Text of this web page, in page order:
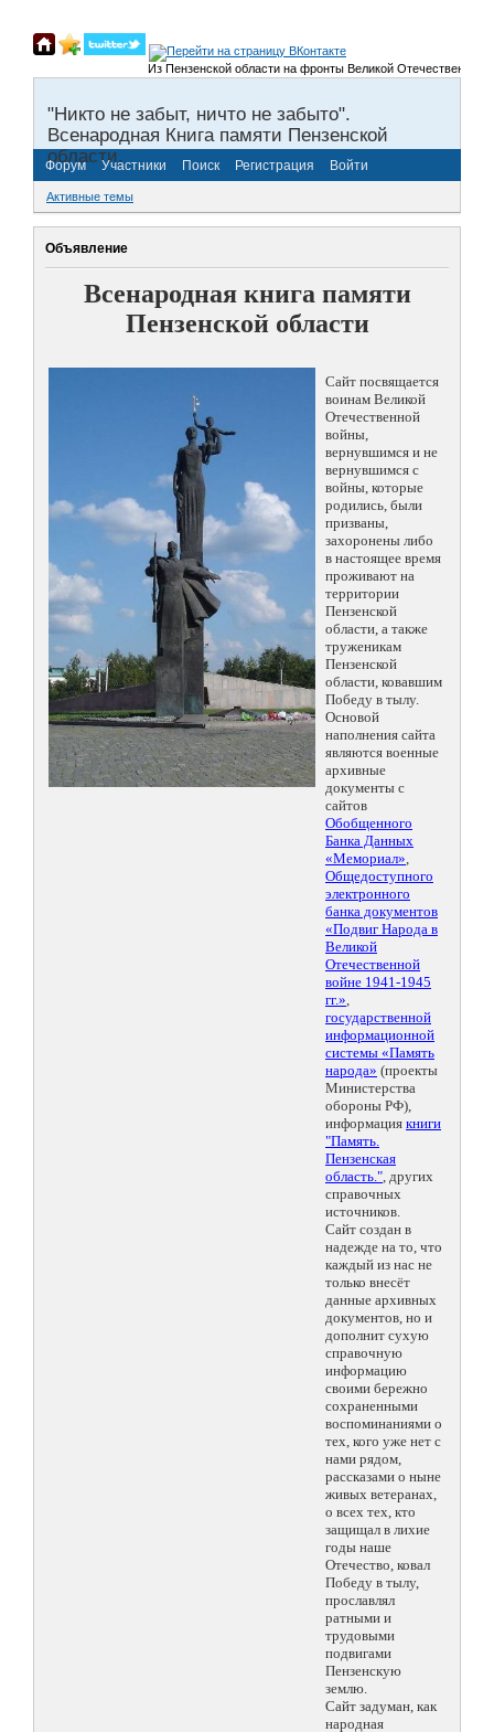
Из Пензенской области на фронты Великой Отечественной
"Никто не забыт, ничто не забыто".
Всенародная Книга памяти Пензенской
области.
Форум Участники Поиск Регистрация Войти
Активные темы
Объявление
Всенародная книга памяти
Пензенской области
Сайт посвящается
воинам Великой
Отечественной
войны,
вернувшимся и не
вернувшимся с
войны, которые
родились, были
призваны,
захоронены либо
в настоящее время
проживают на
территории
Пензенской
области, а также
труженикам
Пензенской
области, ковавшим
Победу в тылу.
Основой
наполнения сайта
являются военные
архивные
документы с
сайтов
Обобщенного
Банка Данных
«Мемориал»,
Общедоступного
электронного
банка документов
«Подвиг Народа в
Великой
Отечественной
войне 1941-1945
гг.»,
государственной
информационной
системы «Память
народа» (проекты
Министерства
обороны РФ),
информация книги
"Память.
Пензенская
область.", других
справочных
источников.
Сайт создан в
надежде на то, что
каждый из нас не
только внесёт
данные архивных
документов, но и
дополнит сухую
справочную
информацию
своими бережно
сохраненными
воспоминаниями о
тех, кого уже нет с
нами рядом,
рассказами о ныне
живых ветеранах,
о всех тех, кто
защищал в лихие
годы наше
Отечество, ковал
Победу в тылу,
прославлял
ратными и
трудовыми
подвигами
Пензенскую
землю.
Сайт задуман, как
народная